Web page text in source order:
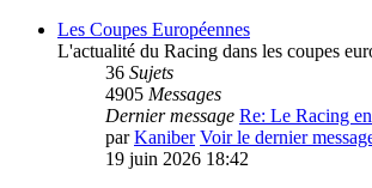
Les Coupes Européennes
L'actualité du Racing dans les coupes
36 Sujets
4905 Messages
Dernier message Re: Le Racing
parKaniber Voir le dernier
19 juin 2026 18:42